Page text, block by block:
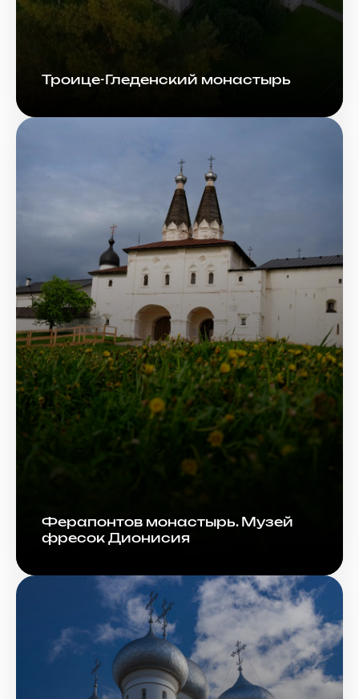
Троице-Гледенский монастырь
Ферапонтов монастырь. Музей
фресок Дионисия